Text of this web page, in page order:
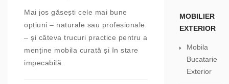
Mai jos găsești cele mai bune
opțiuni – naturale sau profesionale
– și câteva trucuri practice pentru a
menține mobila curată și în stare
impecabilă.
MOBILIER
EXTERIOR
Mobila
Bucatarie
Exterior